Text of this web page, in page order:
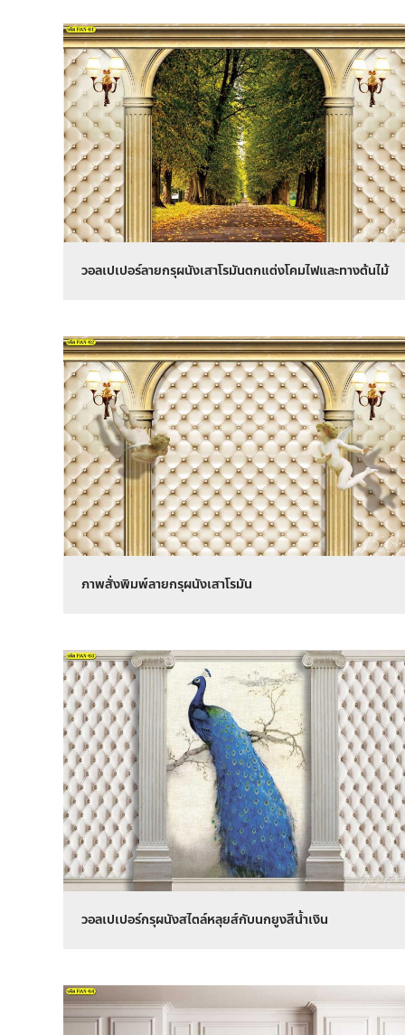
วอลเปเปอร์ลายกรุผนังเสาโรมันตกแต่งโคมไฟและทางต้นไม้
ภาพสั่งพิมพ์ลายกรุผนังเสาโรมัน
วอลเปเปอร์กรุผนังสไตล์หลุยส์กับนกยูงสีน้ำเงิน